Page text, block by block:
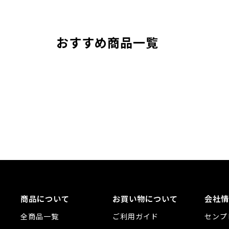
おすすめ商品一覧
商品について
全商品一覧
お買い物について
ご利用ガイド
会社
センプ